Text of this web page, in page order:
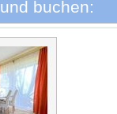
und buchen: